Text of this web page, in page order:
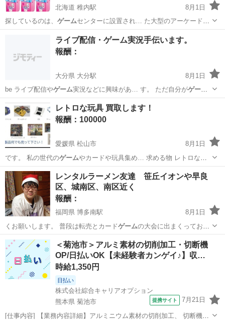
北海道 稚内駅
8月1日
探しているのは、 ゲームセンターに設置され… た大型のアーケード ゲ
ーム機本体です。 ※… 収 引越し 閉店ゲームセンター ゲーセ
ン… アーケードゲーム ゲーム 中古 体 アーケードゲーム
稚内駅 買いたい/ください 筐体
ライブ配信・ゲーム実況手伝います。
報酬：
大分県 大分駅
8月1日
be ライブ配信やゲーム 実況などに興味があ… す。 ただ自分がゲーム
などをほとんどしな… います。 そこでゲーム実況やライブ配信を…
。 内容としては
ゲーム 実況、スポーツやイ…
大分 大分市 大分駅 手伝いたい/助けたい
レトロな玩具 買取します！
報酬：100000
愛媛県 松山市
8月1日
です。 私の世代のゲームやカードや玩具集め… 求める物 レトロな
ーム 、ゲームボーイアドバンス本… 体、ゲームボーイアドバンスS…
愛媛 松山市 買いたい/ください 玩具
レンタルラーメン友達 笹丘イオンや早良
区、城南区、南区近く
報酬：
福岡県 博多南駅
8月1日
くお願いします。 普段は転売とカードゲームの大会に出まくってお小
遣い稼ぎして生活…
福岡 福岡市 博多南駅 手伝って/助けて イオン
＜菊池市＞アルミ素材の切削加工・切断機
OP/日払いOK【未経験者カンゲイ♪】収…
時給1,350円
日払い
株式会社綜合キャリアオプション
熊本県 菊池市
提携サイト 7月21日
[仕事内容] 【業務内容詳細】アルミニウム素材の切削加工、 切断機オ